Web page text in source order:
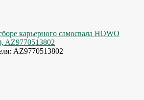
карьерного самосвала HOWO
AZ9770513802
AZ9770513802